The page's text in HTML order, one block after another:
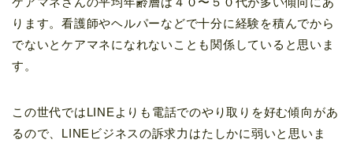
ります。看護師やヘルパーなどで十分に経験を積んでから
でないとケアマネになれないことも関係していると思いま
す。
この世代ではLINEよりも電話でのやり取りを好む傾向があ
るので、LINEビジネスの訴求力はたしかに弱いと思いま